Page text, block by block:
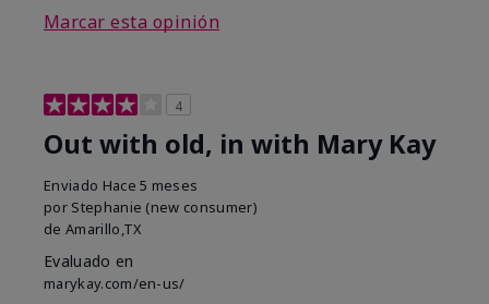
Marcar esta opinión
4
Out with old, in with Mary Kay
Enviado Hace 5 meses
por Stephanie (new consumer)
de Amarillo,TX
Evaluado en
marykay.com/en-us/